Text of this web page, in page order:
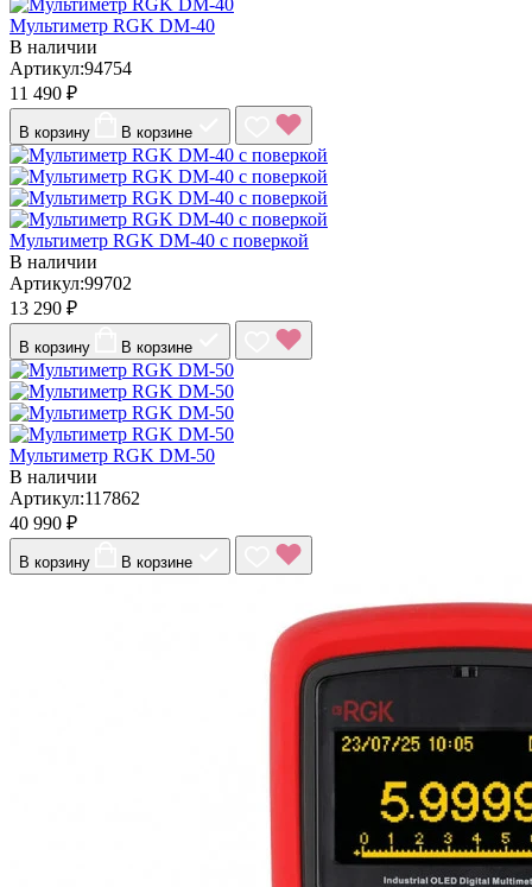
Мультиметр RGK DM-40
В наличии
Артикул:94754
11 490 ₽
В корзину В корзине
Мультиметр RGK DM-40 с поверкой
В наличии
Артикул:99702
13 290 ₽
В корзину В корзине
Мультиметр RGK DM-50
В наличии
Артикул:117862
40 990 ₽
В корзину В корзине